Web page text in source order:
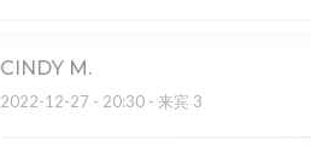
CINDY M
2022-12-27 - 20:30 - 来宾 3